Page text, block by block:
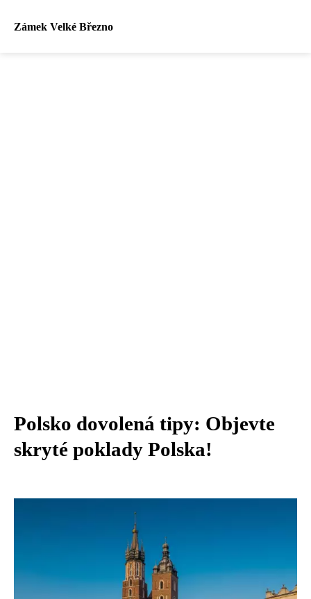
Zámek Velké Březno
Polsko dovolená tipy: Objevte
skryté poklady Polska!